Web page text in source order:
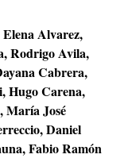
Alvarez,
Rodrigo Avila,
Cabrera,
Hugo Carena,
María José
Daniel
Fabio Ramón